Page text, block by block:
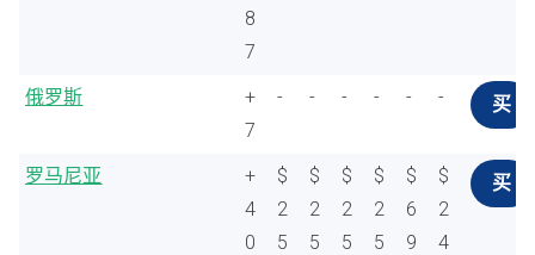
8
7
俄罗斯
+
7
- - - - - - 买
罗马尼亚
+
4
0
$
2
5
$
2
5
$
2
5
$
2
5
$
6
9
$
2
4
买